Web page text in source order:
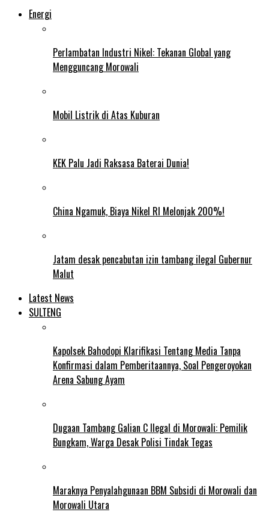
Energi
Perlambatan Industri Nikel: Tekanan Global yang
Mengguncang Morowali
Mobil Listrik di Atas Kuburan
KEK Palu Jadi Raksasa Baterai Dunia!
China Ngamuk, Biaya Nikel RI Melonjak 200%!
Jatam desak pencabutan izin tambang ilegal Gubernur
Malut
Latest News
SULTENG
Kapolsek Bahodopi Klarifikasi Tentang Media Tanpa
Konfirmasi dalam Pemberitaannya, Soal Pengeroyokan
Arena Sabung Ayam
Dugaan Tambang Galian C Ilegal di Morowali: Pemilik
Bungkam, Warga Desak Polisi Tindak Tegas
Maraknya Penyalahgunaan BBM Subsidi di Morowali dan
Morowali Utara